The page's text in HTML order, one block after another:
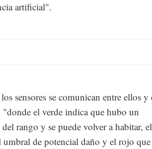
artificial".
sensores se comunican entre ellos y
el verde indica que hubo un
rango y se puede volver a habitar, el
umbral de potencial daño y el rojo